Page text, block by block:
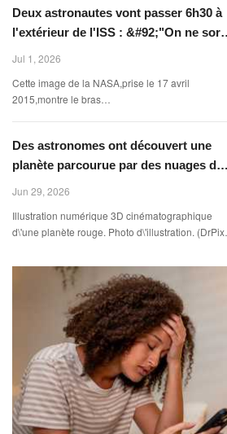
Deux astronautes vont passer 6h30 à
l'extérieur de l'ISS : &#92;"On ne sort
Jul 1, 2026
Cette image de la NASA,prise le 17 avril
2015,montre le bras
HANDOUT / NASA)
Des astronomes ont découvert une
planète parcourue par des nuages de
Jun 29, 2026
Illustration numérique 3D cinématographique
d\'une planète rouge. Photo d\'illustration. (DrPixel